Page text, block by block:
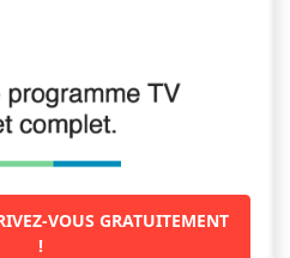
VOUS GRATUITEMENT
!